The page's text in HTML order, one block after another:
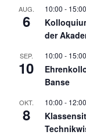
AUG.
6
10:00 - 15:00
der
SEP.
10
10:00 - 15:00
Banse
OKT.
8
10:00 - 12:00